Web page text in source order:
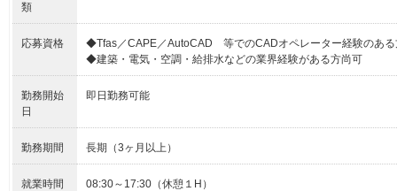
類
応募資格
◆Tfas／CAPE／AutoCAD 等でのCADオペレーター経験のある
◆建築・電気・空調・給排水などの業界経験がある方尚可
勤務開始
日
即日勤務可能
勤務期間 長期（3ヶ月以上）
就業時間 08:30～17:30（休憩１H）